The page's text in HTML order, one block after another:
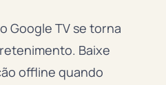
Google TV se torna
Baixe
offline quando